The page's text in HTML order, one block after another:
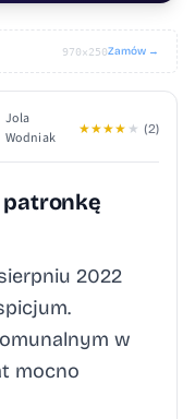
970×250Zamów →
Jola
Wodniak
★★★★ ★ (2)
2022
w
mocno